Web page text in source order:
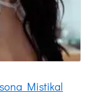
Mistikal